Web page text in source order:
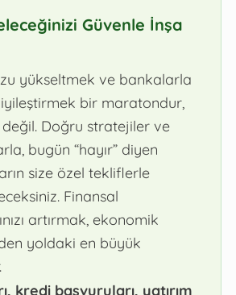
Güvenle İnşa
yükseltmek ve bankalarla
bir maratondur,
Doğru stratejiler ve
bugün “hayır” diyen
size özel tekliflerle
Finansal
artırmak, ekonomik
yoldaki en büyük
kredi başvuruları, yatırım